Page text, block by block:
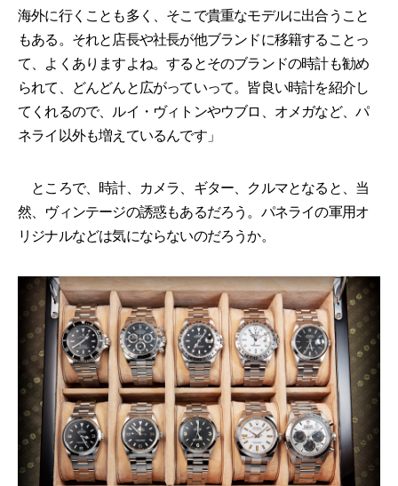
海外に行くことも多く、そこで貴重なモデルに出合うこと
もある。それと店長や社長が他ブランドに移籍することっ
て、よくありますよね。するとそのブランドの時計も勧め
られて、どんどんと広がっていって。皆良い時計を紹介し
てくれるので、ルイ・ヴィトンやウブロ、オメガなど、パ
ネライ以外も増えているんです」
ところで、時計、カメラ、ギター、クルマとなると、当
然、ヴィンテージの誘惑もあるだろう。パネライの軍用オ
リジナルなどは気にならないのだろうか。